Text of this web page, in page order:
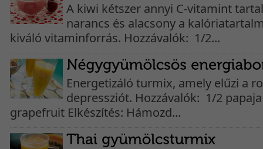
A kiwi kétszer annyi C-vitamint
narancs és alacsony a
kiváló vitaminforrás. Hozzávalók: 1/2...
Energetizáló turmix, amely elűzi a
depressziót. Hozzávalók: 1/2
grapefruit Elkészítés: Hámozd...